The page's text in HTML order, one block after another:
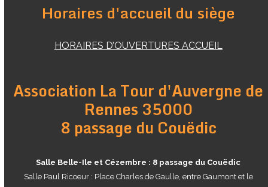
Horaires d'accueil du siège
HORAIRES D’OUVERTURES ACCUEIL
Association La Tour d'Auvergne de
Rennes 35000
8 passage du Couëdic
Salle Belle-Ile et Cézembre : 8 passage du Couëdic
Salle Paul Ricoeur : Place Charles de Gaulle, entre Gaumont et le